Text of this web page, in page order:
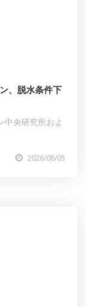
、脱水条件下
中央研究所およ
2026/08/05